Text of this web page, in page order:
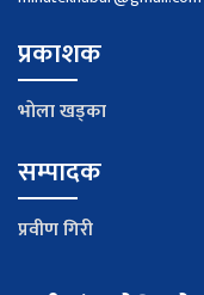
प्रकाशक
भाेला खड्का
सम्पादक
प्रवीण गिरी